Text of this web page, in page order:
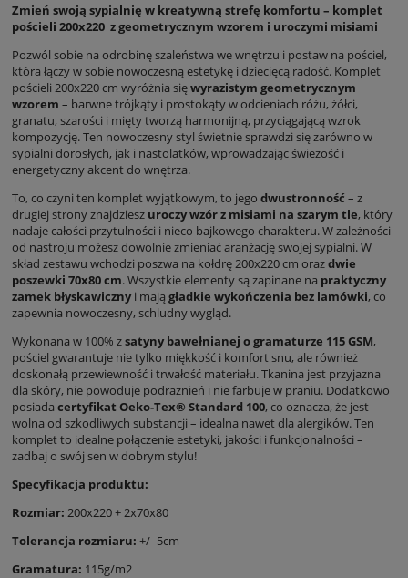
Zmień swoją sypialnię w kreatywną strefę komfortu – komplet
pościeli 200x220 z geometrycznym wzorem i uroczymi misiami
Pozwól sobie na odrobinę szaleństwa we wnętrzu i postaw na pościel,
która łączy w sobie nowoczesną estetykę i dziecięcą radość. Komplet
pościeli 200x220 cm wyróżnia sięwyrazistym geometrycznym
wzorem – barwne trójkąty i prostokąty w odcieniach różu, żółci,
granatu, szarości i mięty tworzą harmonijną, przyciągającą wzrok
kompozycję. Ten nowoczesny styl świetnie sprawdzi się zarówno w
sypialni dorosłych, jak i nastolatków, wprowadzając świeżość i
energetyczny akcent do wnętrza.
To, co czyni ten komplet wyjątkowym, to jego dwustronność – z
drugiej strony znajdziesz uroczy wzór z misiami na szarym tle, który
nadaje całości przytulności i nieco bajkowego charakteru. W zależności
od nastroju możesz dowolnie zmieniać aranżację swojej sypialni. W
skład zestawu wchodzi poszwa na kołdrę 200x220 cm orazdwie
poszewki 70x80 cm. Wszystkie elementy są zapinane na praktyczny
zamek błyskawiczny i mają gładkie wykończenia bez lamówki, co
zapewnia nowoczesny, schludny wygląd.
Wykonana w 100% zsatyny bawełnianej o gramaturze 115 GSM,
pościel gwarantuje nie tylko miękkość i komfort snu, ale również
doskonałą przewiewność i trwałość materiału. Tkanina jest przyjazna
dla skóry, nie powoduje podrażnień i nie farbuje w praniu. Dodatkowo
posiada certyfikat Oeko-Tex® Standard 100, co oznacza, że jest
wolna od szkodliwych substancji – idealna nawet dla alergików. Ten
komplet to idealne połączenie estetyki, jakości i funkcjonalności –
zadbaj o swój sen w dobrym stylu!
Specyfikacja produktu:
Rozmiar: 200x220 + 2x70x80
Tolerancja rozmiaru: +/- 5cm
Gramatura: 115g/m2